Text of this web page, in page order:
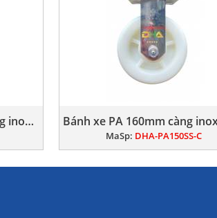
Bánh xe PA 100x50mm càng inox 304 xoay
MaSp: DHA-PA150SS-C